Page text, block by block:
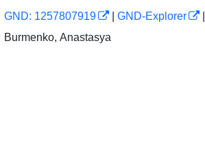
GND: 1257807919 GND-Explorer
Burmenko, Anastasya